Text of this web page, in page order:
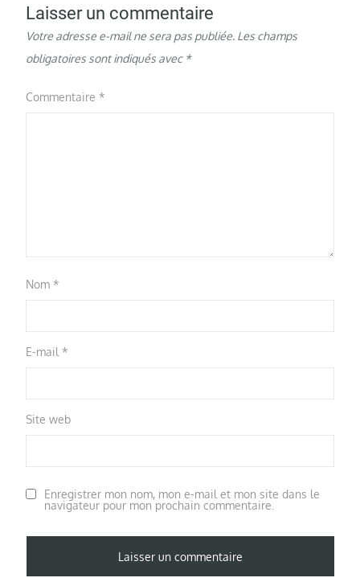
Laisser un commentaire
Votre adresse e-mail ne sera pas publiée. Les champs
obligatoires sont indiqués avec *
Commentaire*
Nom*
E-mail*
Site web
Enregistrer mon nom, mon e-mail et mon site dans le
navigateur pour mon prochain commentaire.